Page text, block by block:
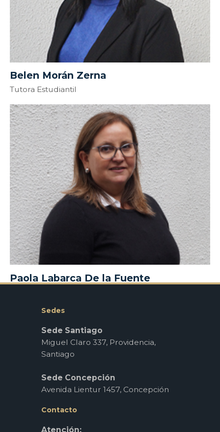
Belen Morán Zerna
Tutora Estudiantil
Paola Labarca De la Fuente
Sedes
Sede Santiago
Miguel Claro 337, Providencia,
Santiago
Sede Concepción
Avenida Lientur 1457, Concepción
Contacto
Atención: